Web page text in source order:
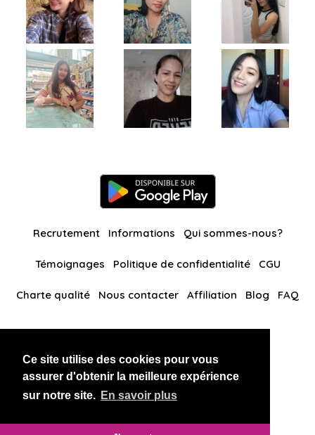
Ce site utilise des cookies pour vous
assurer d'obtenir la meilleure expérience
sur notre site. En savoir plus
Recrutement Informations Qui sommes-nous?
Témoignages Politique de confidentialité CGU
Charte qualité Nous contacter Affiliation Blog FAQ
BlackAndBeauties RussianKisses